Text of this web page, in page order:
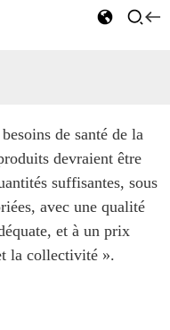
de santé de la
devraient être
suffisantes, sous
avec une qualité
et à un prix
la collectivité ».